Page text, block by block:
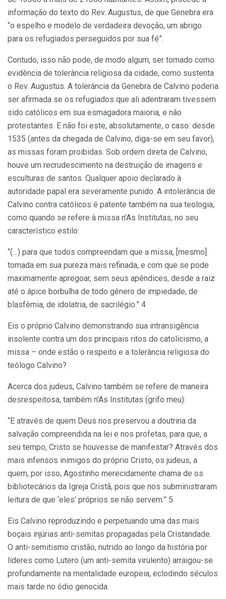
informação do texto do Rev. Augustus, de que Genebra era
“o espelho e modelo de verdadeira devoção, um abrigo
para os refugiados perseguidos por sua fé”.
Contudo, isso não pode, de modo algum, ser tomado como
evidência de tolerância religiosa da cidade, como sustenta
o Rev. Augustus. A tolerância da Genebra de Calvino poderia
ser afirmada se os refugiados que ali adentraram tivessem
sido católicos em sua esmagadora maioria, e não
protestantes. E não foi este, absolutamente, o caso: desde
1535 (antes da chegada de Calvino, diga-se em seu favor),
as missas foram proibidas. Sob ordem direta de Calvino,
houve um recrudescimento na destruição de imagens e
esculturas de santos. Qualquer apoio declarado à
autoridade papal era severamente punido. A intolerância de
Calvino contra católicos é patente também na sua teologia,
como quando se refere à missa n’As Institutas, no seu
característico estilo:
“(…) para que todos compreendam que a missa, [mesmo]
tomada em sua pureza mais refinada, e com que se pode
maximamente apregoar, sem seus apêndices, desde a raiz
até o ápice borbulha de todo gênero de impiedade, de
blasfêmia, de idolatria, de sacrilégio.” 4
Eis o próprio Calvino demonstrando sua intransigência
insolente contra um dos principais ritos do catolicismo, a
missa – onde estão o respeito e a tolerância religiosa do
teólogo Calvino?
Acerca dos judeus, Calvino também se refere de maneira
desrespeitosa, também n’As Institutas (grifo meu):
“E através de quem Deus nos preservou a doutrina da
salvação compreendida na lei e nos profetas, para que, a
seu tempo, Cristo se houvesse de manifestar? Através dos
mais infensos inimigos do próprio Cristo, os judeus, a
quem, por isso, Agostinho merecidamente chama de os
bibliotecários da Igreja Cristã, pois que nos subministraram
leitura de que ‘eles’ próprios se não servem.” 5
Eis Calvino reproduzindo e perpetuando uma das mais
boçais injúrias anti-semitas propagadas pela Cristandade.
O anti-semitismo cristão, nutrido ao longo da história por
líderes como Lutero (um anti-semita virulento) arraigou-se
profundamente na mentalidade europeia, eclodindo séculos
mais tarde no ódio genocida.